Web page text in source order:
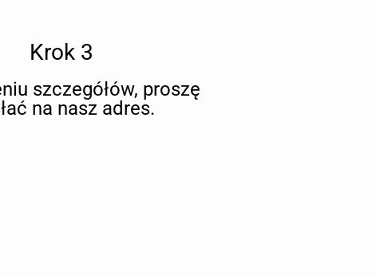
Krok 3
szczegółów, proszę
na nasz adres.